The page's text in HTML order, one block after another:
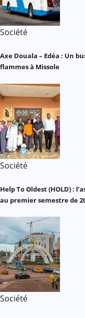
Société
Axe Douala – Edéa : Un
flammes à Missole
Société
Help To Oldest (HOLD) :
au premier semestre de
Société